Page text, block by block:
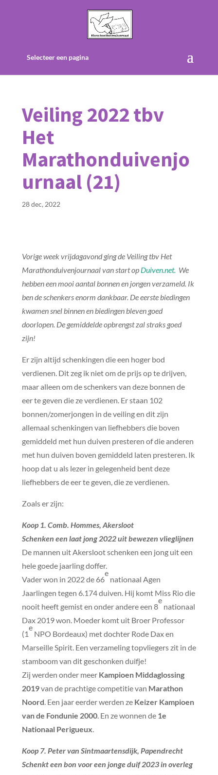
Selecteer een pagina
Veiling 2022 tbv
Het
Marathonduivenjo
urnaal (21)
28 dec, 2022
Vorige week vrijdagavond ging de Veiling tbv Het
Marathonduivenjournaal van start op Duiven.net. We
hebben een mooi aantal bonnen en jongen verzameld. Ik
ben de schenkers enorm dankbaar. De eerste biedingen
kwamen snel binnen en biedingen bleven goed
doorlopen. De gemiddelde opbrengst zal straks goed
zijn!
Er zijn altijd schenkingen die een hoger bod
verdienen. Dit zeg ik niet om de prijs op te drijven,
maar alleen om de schenkers van deze bonnen de
eer te geven die ze verdienen. Er staan 102
bonnen/zomerjongen in de veiling en dit zijn
allemaal schenkingen van liefhebbers die boven
gemiddeld met hun duiven presteren of die anderen
met hun duiven boven gemiddeld laten presteren. Ik
hoop dat u als lezer in gelegenheid bent deze
liefhebbers de eer te geven, die ze verdienen.
Zoals er zijn:
Koop 1. Comb. Hommes, Akersloot
Schenken een laat jong 2022 uit bewezen vlieglijnen
De mannen uit Akersloot schenken een jong uit een
hele goede jaarling doffer.
Vader won in 2022 de 66
e
nationaal Agen
Jaarlingen tegen 6.174 duiven. Hij komt Miss Rio die
nooit heeft gemist en onder andere een 8
e
nationaal
Dax 2019 won. Moeder komt uit Broer Professor
(1
e
NPO Bordeaux) met dochter Rode Dax en
Marseille Spirit. Een verzameling topvliegers zit in de
stamboom van dit geschonken duifje!
Zij werden onder meer Kampioen Middaglossing
2019van de prachtige competitie van Marathon
Noord. Een jaar eerder werden ze Keizer Kampioen
van de Fondunie 2000. En ze wonnen de 1e
Nationaal Perigueux.
Koop 7. Peter van Sintmaartensdijk, Papendrecht
Schenkt een bon voor een jonge duif 2023 in overleg